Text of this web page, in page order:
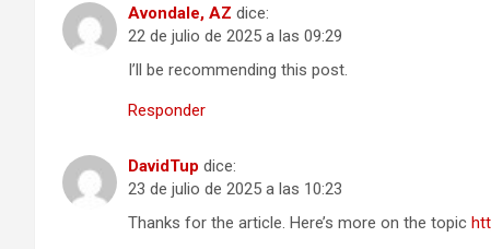
Avondale, AZ dice:
22 de julio de 2025 a las 09:29
I’ll be recommending this post.
Responder
DavidTup dice:
23 de julio de 2025 a las 10:23
Thanks for the article. Here’s more on the topic